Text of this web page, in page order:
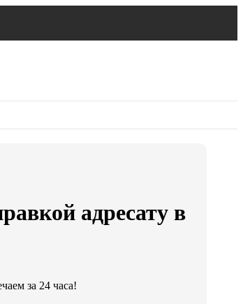
адресату в
за 24 часа!